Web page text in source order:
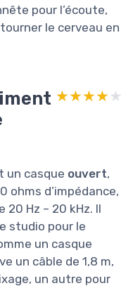
pour l’écoute,
le cerveau en
★★★★★
★★★★★
un casque ouvert,
ohms d’impédance,
Hz – 20 kHz. Il
studio pour le
un casque
un câble de 1,8 m,
un autre pour